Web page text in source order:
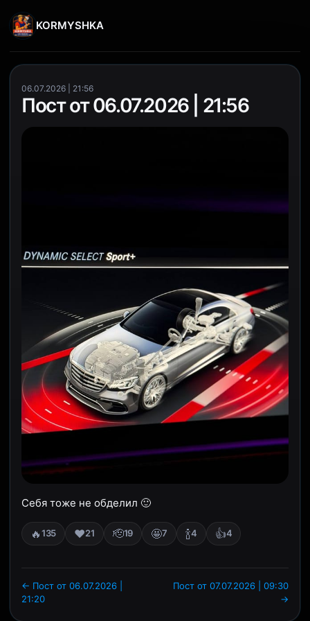
KORMYSHKA
06.07.2026 | 21:56
Пост от 06.07.2026 | 21:56
Себя тоже не обделил 🙂
🔥135 ❤️21 🫡19 🤩7 🍾4 👍4
← Пост от 06.07.2026 |
21:20
Пост от 07.07.2026 | 09:30
→